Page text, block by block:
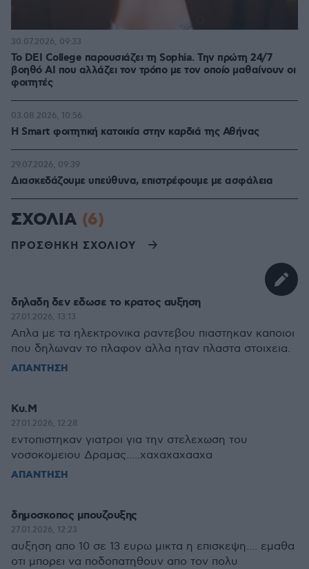
Το DEI College παρουσιάζει τη Sophia. Την πρώτη 24/7
βοηθό AI που αλλάζει τον τρόπο με τον οποίο μαθαίνουν οι
φοιτητές
30.07.2026, 09:33
Η Smart φοιτητική κατοικία στην καρδιά της Αθήνας
03.08.2026, 10:56
Διασκεδάζουμε υπεύθυνα, επιστρέφουμε με ασφάλεια
29.07.2026, 09:39
ΣΧΟΛΙΑ (6)
ΠΡΟΣΘΗΚΗ ΣΧΟΛΙΟΥ
δηλαδη δεν εδωσε το κρατος αυξηση
27.01.2026, 13:13
Απλα με τα ηλεκτρονικα ραντεβου πιαστηκαν καποιοι
που δηλωναν το πλαφον αλλα ηταν πλαστα στοιχεια.
ΑΠΑΝΤΗΣΗ
Κυ.Μ
27.01.2026, 12:28
εντοπιστηκαν γιατροι για την στελεχωση του
νοσοκομειου Δραμας.....χαχαχαχααχα
ΑΠΑΝΤΗΣΗ
δημοσκοπος μπουζουξης
27.01.2026, 12:23
αυξηση απο 10 σε 13 ευρω μικτα η επισκεψη.... εμαθα
οτι μπορει να ποδοπατηθουν απο τον πολυ